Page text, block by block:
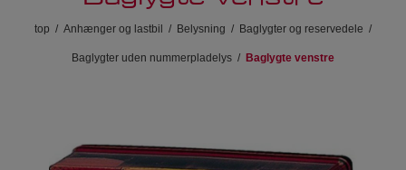
top / Anhænger og lastbil / Belysning / Baglygter og reservedele /
Baglygter uden nummerpladelys / Baglygte venstre